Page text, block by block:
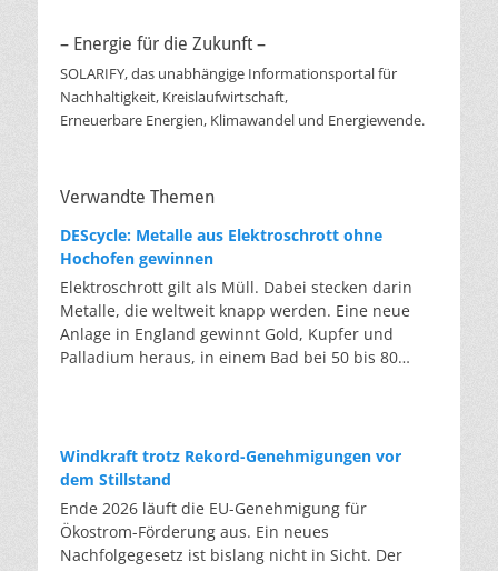
– Energie für die Zukunft –
SOLARIFY, das unabhängige Informationsportal für
Nachhaltigkeit, Kreislaufwirtschaft,
Erneuerbare Energien, Klimawandel und Energiewende.
Verwandte Themen
DEScycle: Metalle aus Elektroschrott ohne
Hochofen gewinnen
Elektroschrott gilt als Müll. Dabei stecken darin
Metalle, die weltweit knapp werden. Eine neue
Anlage in England gewinnt Gold, Kupfer und
Palladium heraus, in einem Bad bei 50 bis 80
tausend Grad ein. Energieintensiv und nur im
industriellen Großmaßstab möglich. Das Londoner
Start-up DEScycle hat im englischen Teesside eine
Demonstrationsanlage eröffnet, die ohne diese
Hitze auskommt: Ein chemisches Bad löst die
Windkraft trotz Rekord-Genehmigungen vor
dem Stillstand
Ende 2026 läuft die EU-Genehmigung für
Ökostrom-Förderung aus. Ein neues
Nachfolgegesetz ist bislang nicht in Sicht. Der